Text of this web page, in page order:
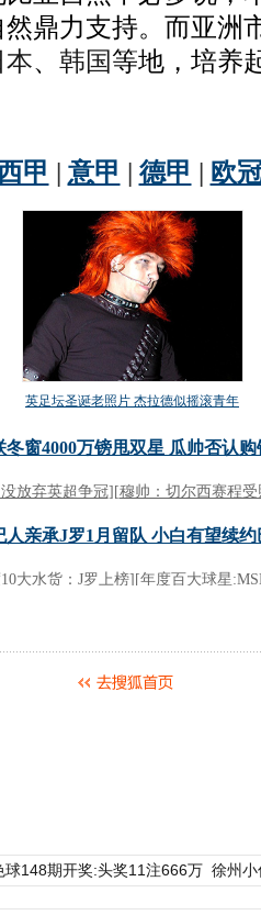
鼎力支持。而亚洲
本、 韩国等地，培养
球148期开奖:头奖11注666万 徐州